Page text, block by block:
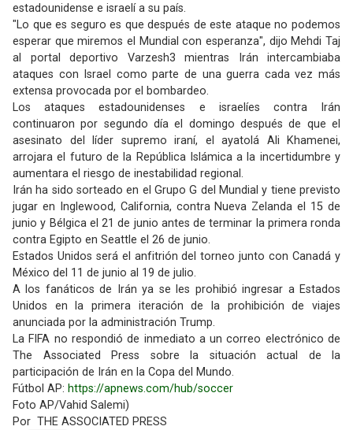
estadounidense e israelí a su país.
"Lo que es seguro es que después de este ataque no podemos
esperar que miremos el Mundial con esperanza", dijo Mehdi Taj
al portal deportivo Varzesh3 mientras Irán intercambiaba
ataques con Israel como parte de una guerra cada vez más
extensa provocada por el bombardeo.
Los ataques estadounidenses e israelíes contra Irán
continuaron por segundo día el domingo después de que el
asesinato del líder supremo iraní, el ayatolá Ali Khamenei,
arrojara el futuro de la República Islámica a la incertidumbre y
aumentara el riesgo de inestabilidad regional.
Irán ha sido sorteado en el Grupo G del Mundial y tiene previsto
jugar en Inglewood, California, contra Nueva Zelanda el 15 de
junio y Bélgica el 21 de junio antes de terminar la primera ronda
contra Egipto en Seattle el 26 de junio.
Estados Unidos será el anfitrión del torneo junto con Canadá y
México del 11 de junio al 19 de julio.
A los fanáticos de Irán ya se les prohibió ingresar a Estados
Unidos en la primera iteración de la prohibición de viajes
anunciada por la administración Trump.
La FIFA no respondió de inmediato a un correo electrónico de
The Associated Press sobre la situación actual de la
participación de Irán en la Copa del Mundo.
Fútbol AP: https://apnews.com/hub/soccer
Foto AP/Vahid Salemi)
Por THE ASSOCIATED PRESS